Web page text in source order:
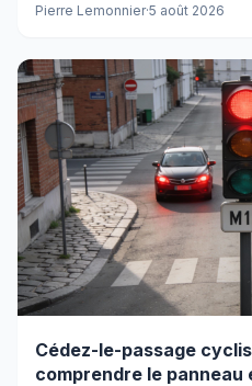
Pierre Lemonnier·5 août 2026
Cédez-le-passage
comprendre le panneau